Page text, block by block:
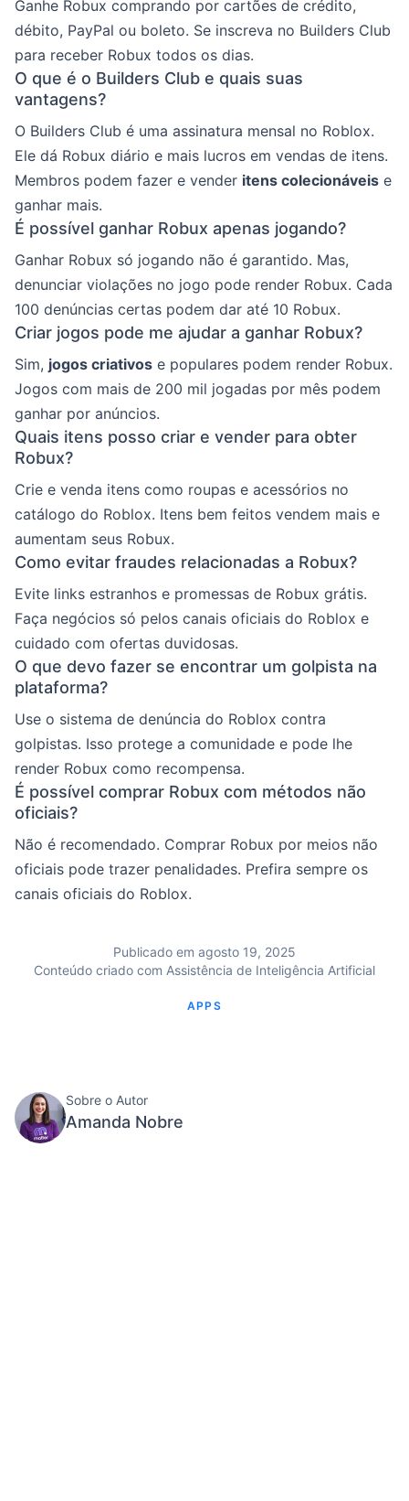
Ganhe Robux comprando por cartões de crédito,
débito, PayPal ou boleto. Se inscreva no Builders Club
para receber Robux todos os dias.
O que é o Builders Club e quais suas
vantagens?
O Builders Club é uma assinatura mensal no Roblox.
Ele dá Robux diário e mais lucros em vendas de itens.
Membros podem fazer e vender itens colecionáveis e
ganhar mais.
É possível ganhar Robux apenas jogando?
Ganhar Robux só jogando não é garantido. Mas,
denunciar violações no jogo pode render Robux. Cada
100 denúncias certas podem dar até 10 Robux.
Criar jogos pode me ajudar a ganhar Robux?
Sim, jogos criativos e populares podem render Robux.
Jogos com mais de 200 mil jogadas por mês podem
ganhar por anúncios.
Quais itens posso criar e vender para obter
Robux?
Crie e venda itens como roupas e acessórios no
catálogo do Roblox. Itens bem feitos vendem mais e
aumentam seus Robux.
Como evitar fraudes relacionadas a Robux?
Evite links estranhos e promessas de Robux grátis.
Faça negócios só pelos canais oficiais do Roblox e
cuidado com ofertas duvidosas.
O que devo fazer se encontrar um golpista na
plataforma?
Use o sistema de denúncia do Roblox contra
golpistas. Isso protege a comunidade e pode lhe
render Robux como recompensa.
É possível comprar Robux com métodos não
oficiais?
Não é recomendado. Comprar Robux por meios não
oficiais pode trazer penalidades. Prefira sempre os
canais oficiais do Roblox.
Publicado em agosto 19, 2025
Conteúdo criado com Assistência de Inteligência Artificial
APPS
Sobre o Autor
Amanda Nobre